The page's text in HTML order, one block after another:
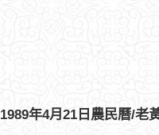
1989年4月21日農民曆/老